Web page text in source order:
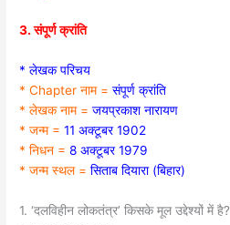
3. संपूर्ण क्रांति
* लेखक परिचय
* Chapter नाम = संपूर्ण क्रांति
* लेखक नाम = जयप्रकाश नारायण
* जन्म = 11 अक्टूबर 1902
* निधन = 8 अक्टूबर 1979
* जन्म स्थल = सिताब दियारा (बिहार)
1. ‘दलविहीन लोकतंत्र’ किसके मूल उद्देश्यों में है?